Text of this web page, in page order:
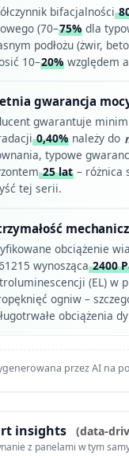
bifacjalności
(70–75%dla
podłożu (żwir,
10–20%względem
gwarancja
gwarantuje
0,40%należy do
typowe
25 lat– różnica
tej serii.
obciążenie
wynosząca2400
(EL) w
ogniw –
obciążenia
przez AI na
insights (data-
z panelami w tym